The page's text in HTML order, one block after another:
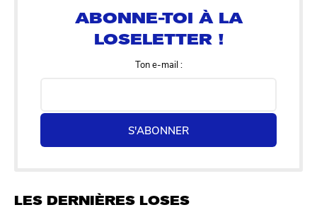
Ton e-mail :
S'ABONNER
LES DERNIÈRES LOSES